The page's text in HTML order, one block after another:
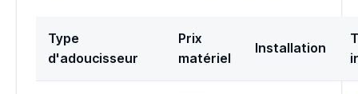
Type
d'adoucisseur
Prix
matériel
Installation